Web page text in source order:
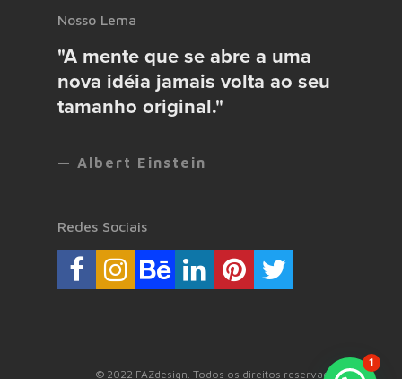
Nosso Lema
"A mente que se abre a uma
nova idéia jamais volta ao seu
tamanho original."
— Albert Einstein
Redes Sociais
© 2022 FAZdesign. Todos os direitos reservados.
1